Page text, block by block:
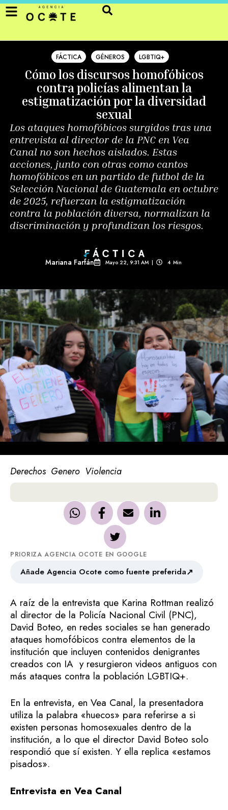
FÁCTICA GÉNEROS LGBTIQ+
Cómo los discursos homofóbicos
contra policías alimentan la
estigmatización por la diversidad
sexual
Los ataques homofóbicos surgidos tras una
entrevista al director de la PNC en Vea
Canal no son hechos aislados. Estas
acciones, junto con otras como cantos
homofóbicos en un partido de futbol de la
Selección Nacional de Guatemala en octubre
de 2025, refuerzan la estigmatización
contra la población diversa, normalizan la
discriminación y profundizan los riesgos.
Mariana Farfán Mayo 22, 9:31 AM | 4 Min
Derechos Genero Violencia
PRIORIZA AGENCIA OCOTE EN GOOGLE
Añade Agencia Ocote como fuente preferida↗
A raíz de la entrevista que Karina Rottman realizó
al director de la Policía Nacional Civil (PNC),
David Boteo, en redes sociales se han generado
ataques homofóbicos contra elementos de la
institución que incluyen contenidos denigrantes
creados con IA y resurgieron videos antiguos con
más ataques contra la población LGBTIQ+.
En la entrevista, en Vea Canal, la presentadora
utiliza la palabra «huecos» para referirse a si
existen personas homosexuales dentro de la
institución, a lo que el director David Boteo solo
respondió que sí existen. Y ella replica «estamos
pisados».
Entrevista en Vea Canal